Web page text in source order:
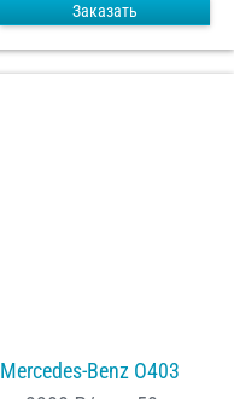
Заказать
Mercedes-Benz О403